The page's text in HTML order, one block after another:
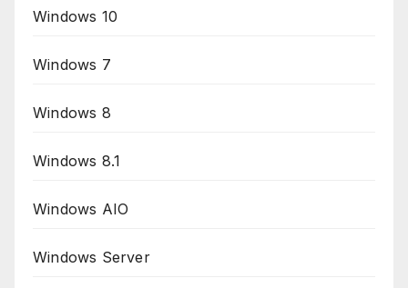
Windows 10
Windows 7
Windows 8
Windows 8.1
Windows AIO
Windows Server